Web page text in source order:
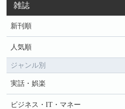
雑誌
新刊順
人気順
ジャンル別
実話・娯楽
ビジネス・IT・マネー